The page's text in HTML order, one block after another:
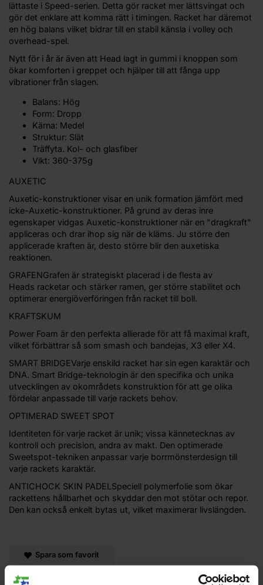
lättaste i Speed-serien. Detta gör racket mer lättsvingat och
gör det enklare att komma rätt i timingen. Racket har däremot
en hög balans vilket bidrar till en stabil känsla i volley och
overhead-spel.
Nytt för i år är även att Head lagt in gummi i knoppen som
ökar komforten i greppet och hjälper till att fånga upp
vibrationer från slagen.
Balans: Hög
Form: Dropp
Kärna: Medel
Struktur: Slät
Träffyta. Kol- och glasfiber
Vikt: 360-375g
AUXETIC
Auxetic-konstruktioner visar en unik formation jämfört med
icke-Auxetic-konstruktioner. På grund av deras inre
egenskaper vidgas Auxetic-konstruktioner när en "dragkraft"
appliceras och drar ihop sig när de kläms. Ju större den
applicerade kraften är, desto större blir den auxetiska
reaktionen.
GRAFENGrafen är strategiskt placerad i de flesta av
Heads racketar och stärker ramen, ger större stabilitet och
optimerar energiöverföringen från racket till boll.
KRAFTSKUM
Power Foam är den perfekta allierade för att få maximal kraft,
vilket förbättrar så som smash och bandejas, X3 eller X4.
SMART BRIDGEVarje enskild racket har sin egen karaktär och
DNA. Smart Bridge-teknologin är den specifika och unika
utvecklingen av okområdets konstruktion för att ge olika
fördelar anpassade till varje rackets behov.
OPTIMERAD SWEET SPOT
Identiteten för varje racket är unik; vissa kännetecknas av
kontroll och precision, andra av makt. Den optimerade
Sweetspot-tekniken anpassar varje borrmönsterdesign till
varje rackets karaktär.
ANTICHOCK SKIN PADELSpeciell polymerfolie som ökar
rackettens hållbarhet och skyddar den mot stötar och repor.
Den kan också enkelt bytas ut, vilket maximerar livslängden.
Spara som favorit
Facebook